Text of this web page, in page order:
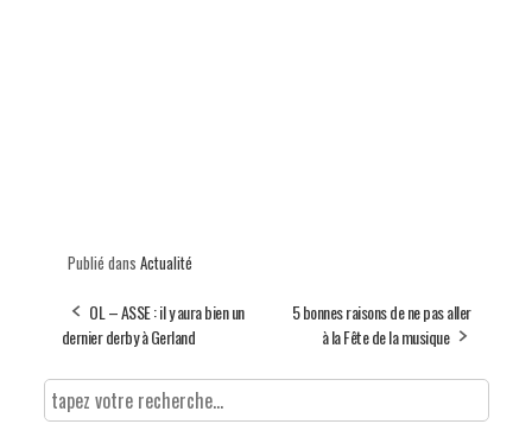
Publié dans Actualité
OL – ASSE : il y aura bien un
dernier derby à Gerland
5 bonnes raisons de ne pas aller
à la Fête de la musique